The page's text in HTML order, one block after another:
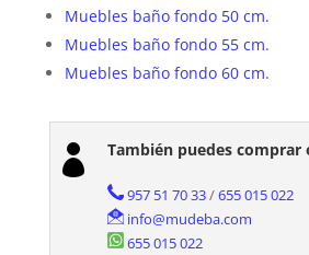
Muebles baño fondo 50 cm.
Muebles baño fondo 55 cm.
Muebles baño fondo 60 cm.
 También puedes comprar
957 51 70 33/655 015 022
info@mudeba.com
655 015 022